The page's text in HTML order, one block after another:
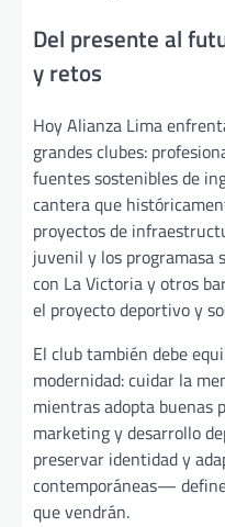
Del presente al
y retos
Hoy Alianza Lima
grandes clubes:
fuentes sostenibles de
cantera que
proyectos de
juvenil y los programasa
con La Victoria y otros
el proyecto deportivo y
El club también debe
modernidad: cuidar la
mientras adopta buenas
marketing y desarrollo
preservar identidad y
contemporáneas—
que vendrán.